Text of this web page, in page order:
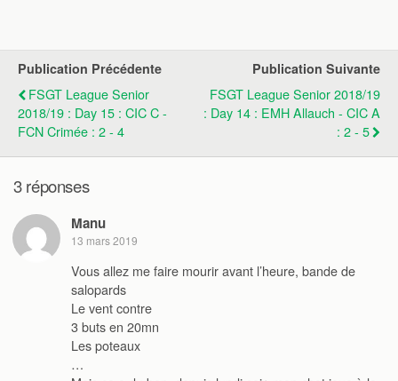
Publication Précédente
FSGT League Senior
2018/19 : Day 15 : CIC C -
FCN Crimée : 2 - 4
Publication Suivante
FSGT League Senior 2018/19
: Day 14 : EMH Allauch - CIC A
: 2 - 5
3 réponses
Manu
13 mars 2019
Vous allez me faire mourir avant l’heure, bande de
salopards
Le vent contre
3 buts en 20mn
Les poteaux
…